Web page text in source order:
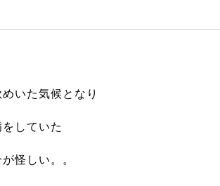
いた気候となり
していた
怪しい。。